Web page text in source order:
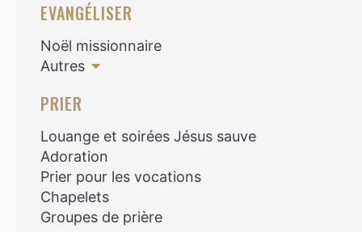
EVANGÉLISER
Noël missionnaire
Autres
PRIER
Louange et soirées Jésus sauve
Adoration
Prier pour les vocations
Chapelets
Groupes de prière